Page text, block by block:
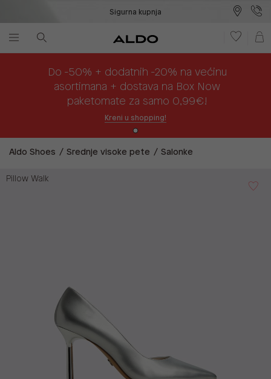
Sigurna kupnja
Do -50% + dodatnih -20% na većinu
asortimana + dostava na Box Now
paketomate za samo 0,99€!
Kreni u shopping!
Aldo Shoes Srednje visoke pete Salonke
Pillow Walk